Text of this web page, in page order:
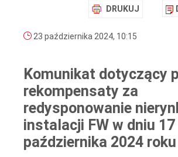
DRUKUJ
23 października 2024, 10:15
Komunikat dotyczący
rekompensaty za
redysponowanie
instalacji FW w dniu 17
października 2024 roku